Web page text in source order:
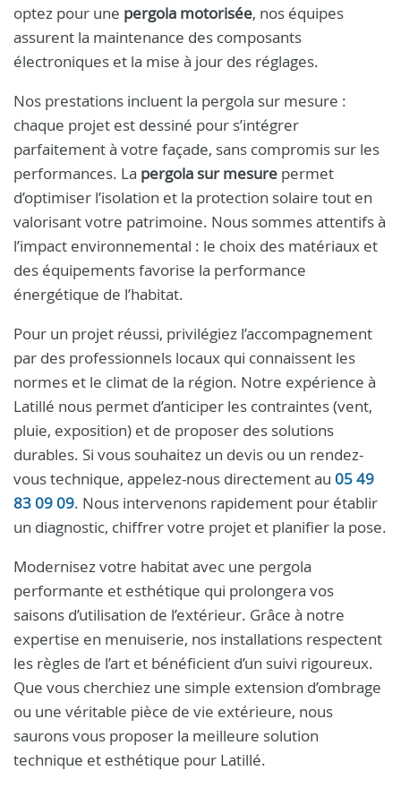
optez pour une pergola motorisée, nos équipes
assurent la maintenance des composants
électroniques et la mise à jour des réglages.
Nos prestations incluent la pergola sur mesure :
chaque projet est dessiné pour s’intégrer
parfaitement à votre façade, sans compromis sur les
performances. La pergola sur mesure permet
d’optimiser l’isolation et la protection solaire tout en
valorisant votre patrimoine. Nous sommes attentifs à
l’impact environnemental : le choix des matériaux et
des équipements favorise la performance
énergétique de l’habitat.
Pour un projet réussi, privilégiez l’accompagnement
par des professionnels locaux qui connaissent les
normes et le climat de la région. Notre expérience à
Latillé nous permet d’anticiper les contraintes (vent,
pluie, exposition) et de proposer des solutions
durables. Si vous souhaitez un devis ou un rendez-
vous technique, appelez-nous directement au 05 49
83 09 09. Nous intervenons rapidement pour établir
un diagnostic, chiffrer votre projet et planifier la pose.
Modernisez votre habitat avec une pergola
performante et esthétique qui prolongera vos
saisons d’utilisation de l’extérieur. Grâce à notre
expertise en menuiserie, nos installations respectent
les règles de l’art et bénéficient d’un suivi rigoureux.
Que vous cherchiez une simple extension d’ombrage
ou une véritable pièce de vie extérieure, nous
saurons vous proposer la meilleure solution
technique et esthétique pour Latillé.